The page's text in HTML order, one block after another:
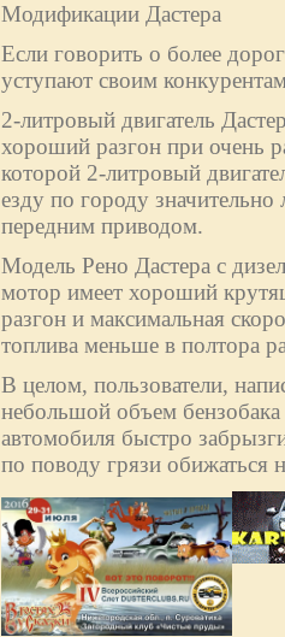
Модификации Дастера
Если говорить о более
уступают своим
2-литровый двигатель
хороший разгон при очень
которой 2-литровый
езду по городу
передним приводом.
Модель Рено Дастера с
мотор имеет хороший
разгон и максимальная
топлива меньше в полтора
В целом, пользователи,
небольшой объем бензобака
автомобиля быстро
по поводу грязи обижаться